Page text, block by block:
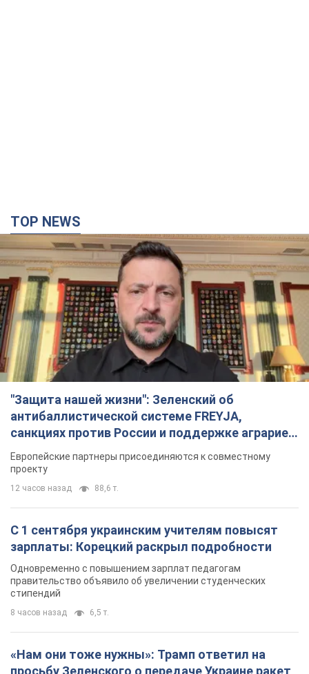
TOP NEWS
"Защита нашей жизни": Зеленский об
антибаллистической системе FREYJA,
санкциях против России и поддержке аграриев.
Видео
Европейские партнеры присоединяются к совместному
проекту
12 часов назад 88,6 т.
С 1 сентября украинским учителям повысят
зарплаты: Корецкий раскрыл подробности
Одновременно с повышением зарплат педагогам
правительство объявило об увеличении студенческих
стипендий
8 часов назад 6,5 т.
«Нам они тоже нужны»: Трамп ответил на
просьбу Зеленского о передаче Украине ракет